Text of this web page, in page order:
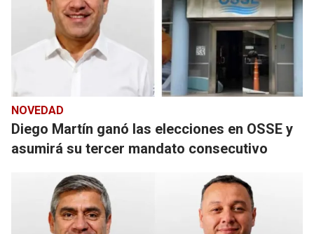
NOVEDAD
Diego Martín ganó las elecciones en OSSE y
asumirá su tercer mandato consecutivo